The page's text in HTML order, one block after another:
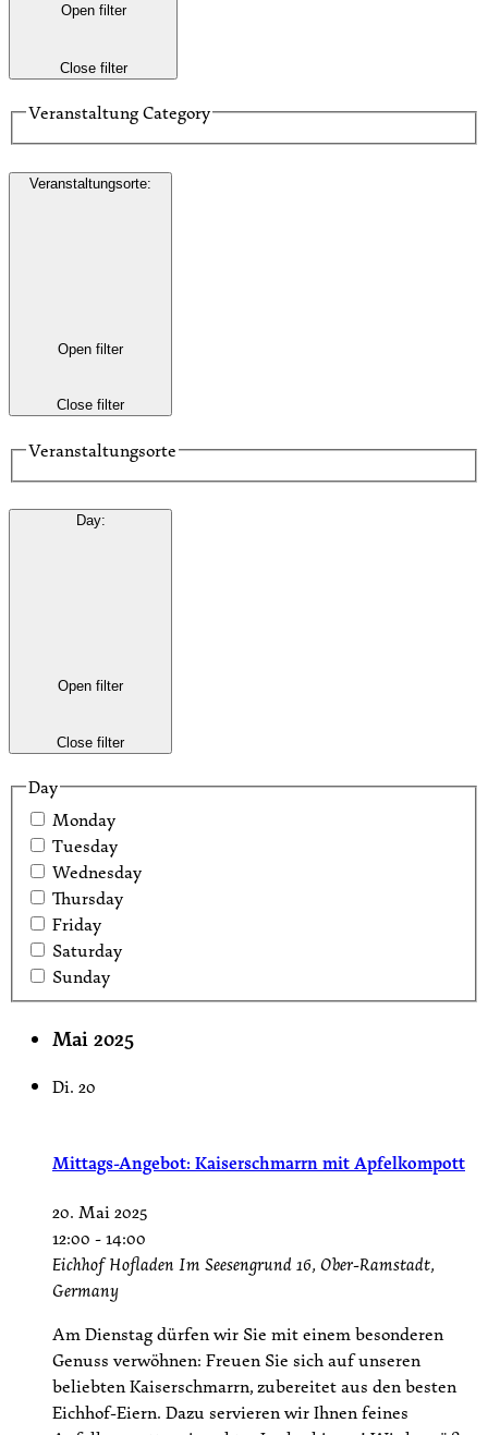
Open filter
Close filter
Veranstaltung Category
Veranstaltungsorte:
Open filter
Close filter
Veranstaltungsorte
Day:
Open filter
Close filter
Day
Monday
Tuesday
Wednesday
Thursday
Friday
Saturday
Sunday
Mai 2025
Di. 20
Mittags-Angebot: Kaiserschmarrn mit Apfelkompott
20. Mai 2025
12:00 -14:00
Eichhof Hofladen Im Seesengrund 16, Ober-Ramstadt,
Germany
Am Dienstag dürfen wir Sie mit einem besonderen
Genuss verwöhnen: Freuen Sie sich auf unseren
beliebten Kaiserschmarrn, zubereitet aus den besten
Eichhof-Eiern. Dazu servieren wir Ihnen feines